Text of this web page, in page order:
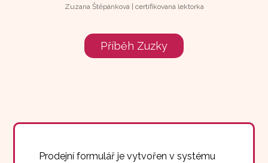
Zuzana Štěpánková | certifikovaná lektorka
Příběh Zuzky
Prodejní formulář je vytvořen v systému